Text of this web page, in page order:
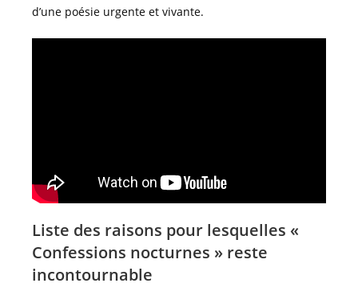
d’une poésie urgente et vivante.
Liste des raisons pour lesquelles «
Confessions nocturnes » reste
incontournable